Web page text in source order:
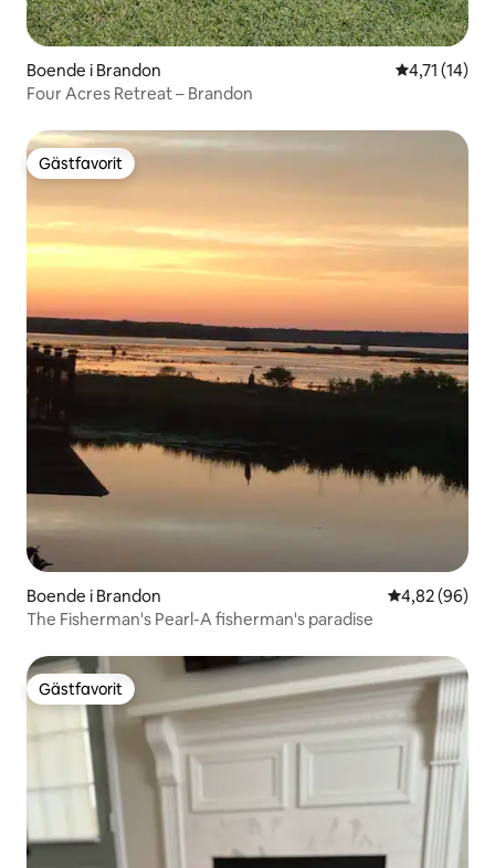
Boende i Brandon 4,71 av 5 i
4,71 (14)
Four Acres Retreat – Brandon
Gästfavorit
Gästfavorit
Boende i Brandon 4,82 av 5 i
4,82 (96)
The Fisherman's Pearl-A fisherman's paradise
Gästfavorit
Gästfavorit